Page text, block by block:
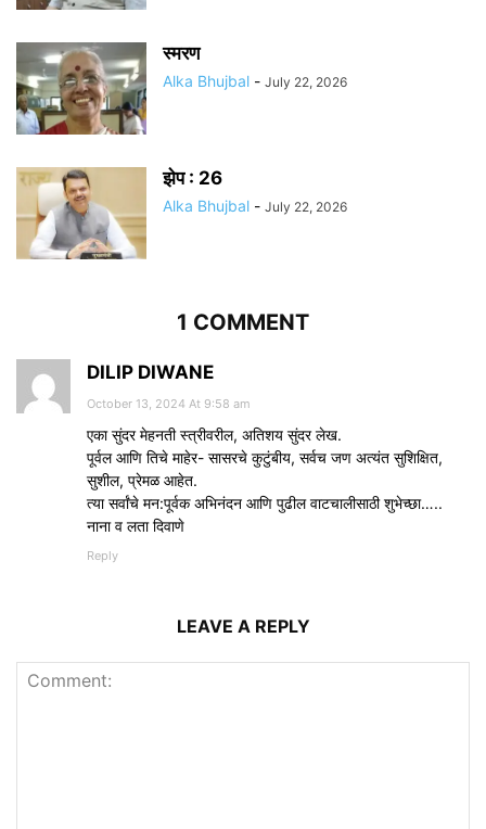
स्मरण
Alka Bhujbal - July 22, 2026
झेप : 26
Alka Bhujbal - July 22, 2026
1 COMMENT
DILIP DIWANE
October 13, 2024 At 9:58 am
एका सुंदर मेहनती स्त्रीवरील, अतिशय सुंदर लेख.
पूर्वल आणि तिचे माहेर- सासरचे कुटुंबीय, सर्वच जण अत्यंत सुशिक्षित,
सुशील, प्रेमळ आहेत.
त्या सर्वांचे मन:पूर्वक अभिनंदन आणि पुढील वाटचालीसाठी शुभेच्छा…..
नाना व लता दिवाणे
Reply
LEAVE A REPLY